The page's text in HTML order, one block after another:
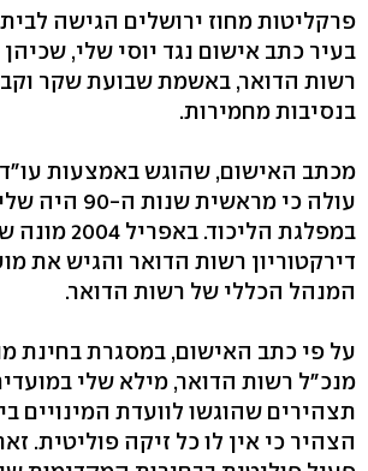
פרקליטות מחוז ירושלים הגישה
בעיר כתב אישום נגד יוסי שלי, שכיהן
רשות הדואר, באשמת שבועת שקר
בנסיבות מחמירות.
מכתב האישום, שהוגש באמצעות עו"ד
עולה כי
במפלגת הליכוד.
דירקטוריון רשות הדואר והגיש את
המנהל הכללי של רשות הדואר.
על פי כתב האישום, במסגרת בחינת
מנכ"ל רשות הדואר, מילא שלי
תצהירים שהוגשו לוועדת המינויים
הצהיר כי אין לו כל זיקה פוליטית.